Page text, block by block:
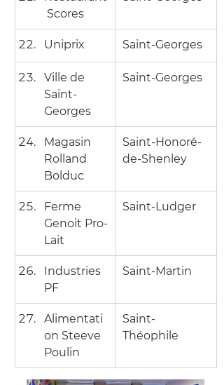
Scores
Uniprix Saint-Georges
Ville de
Saint-
Georges
Saint-Georges
Magasin
Rolland
Bolduc
Saint-Honoré-
de-Shenley
Ferme
Genoit Pro-
Lait
Saint-Ludger
Industries
PF
Saint-Martin
Alimentati
on Steeve
Poulin
Saint-
Théophile